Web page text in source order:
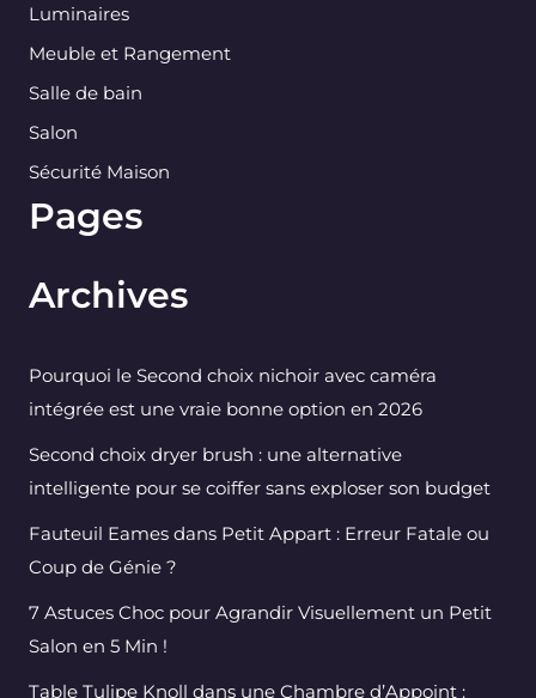
Luminaires
Meuble et Rangement
Salle de bain
Salon
Sécurité Maison
Pages
Archives
Pourquoi le Second choix nichoir avec caméra
intégrée est une vraie bonne option en 2026
Second choix dryer brush : une alternative
intelligente pour se coiffer sans exploser son budget
Fauteuil Eames dans Petit Appart : Erreur Fatale ou
Coup de Génie ?
7 Astuces Choc pour Agrandir Visuellement un Petit
Salon en 5 Min !
Table Tulipe Knoll dans une Chambre d’Appoint :